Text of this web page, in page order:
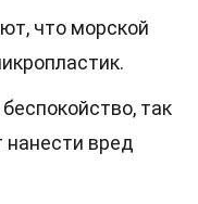
что морской
так
нанести вред